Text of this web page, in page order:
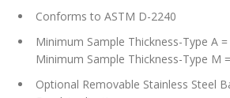
Conforms to ASTM D-2240
Minimum Sample Thickness-Type A
Minimum Sample Thickness-Type M
Optional Removable Stainless Steel